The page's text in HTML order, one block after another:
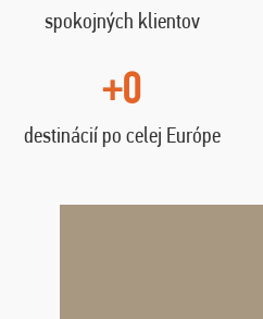
spokojných klientov
+0
destinácií po celej Európe